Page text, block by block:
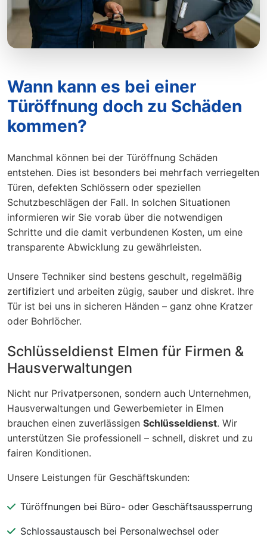
Wann kann es bei einer
Türöffnung doch zu Schäden
kommen?
Manchmal können bei der Türöffnung Schäden
entstehen. Dies ist besonders bei mehrfach verriegelten
Türen, defekten Schlössern oder speziellen
Schutzbeschlägen der Fall. In solchen Situationen
informieren wir Sie vorab über die notwendigen
Schritte und die damit verbundenen Kosten, um eine
transparente Abwicklung zu gewährleisten.
Unsere Techniker sind bestens geschult, regelmäßig
zertifiziert und arbeiten zügig, sauber und diskret. Ihre
Tür ist bei uns in sicheren Händen – ganz ohne Kratzer
oder Bohrlöcher.
Schlüsseldienst Elmen für Firmen &
Hausverwaltungen
Nicht nur Privatpersonen, sondern auch Unternehmen,
Hausverwaltungen und Gewerbemieter in Elmen
brauchen einen zuverlässigen Schlüsseldienst. Wir
unterstützen Sie professionell – schnell, diskret und zu
fairen Konditionen.
Unsere Leistungen für Geschäftskunden:
Türöffnungen bei Büro- oder Geschäftsaussperrung
Schlossaustausch bei Personalwechsel oder